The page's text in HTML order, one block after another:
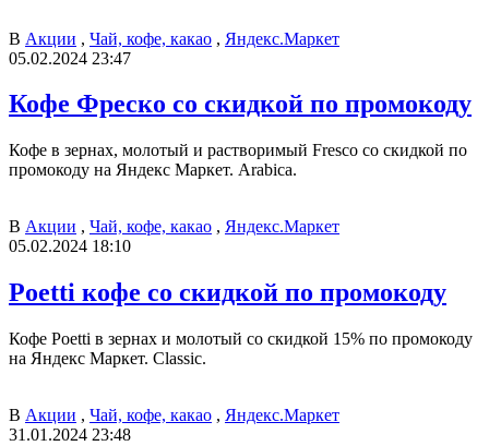
В Акции , Чай, кофе, какао , Яндекс.Маркет
05.02.2024 23:47
Кофе Фреско со скидкой по промокоду
Кофе в зернах, молотый и растворимый Fresco со скидкой по
промокоду на Яндекс Маркет. Arabica.
В Акции , Чай, кофе, какао , Яндекс.Маркет
05.02.2024 18:10
Poetti кофе со скидкой по промокоду
Кофе Poetti в зернах и молотый со скидкой 15% по промокоду
на Яндекс Маркет. Classic.
В Акции , Чай, кофе, какао , Яндекс.Маркет
31.01.2024 23:48